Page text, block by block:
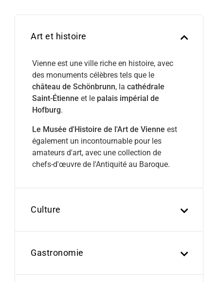
Art et histoire
Vienne est une ville riche en histoire, avec
des monuments célèbres tels que le
château de Schönbrunn, la cathédrale
Saint-Étienne et le palais impérial de
Hofburg.
Le Musée d'Histoire de l'Art de Vienne est
également un incontournable pour les
amateurs d'art, avec une collection de
chefs-d'œuvre de l'Antiquité au Baroque.
Culture
Gastronomie